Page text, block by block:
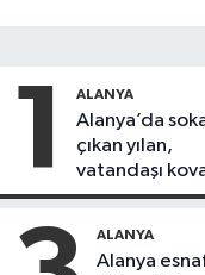
1 ALANYA
Alanya’da
çıkan yılan,
vatandaşı
ALANYA
Alanya